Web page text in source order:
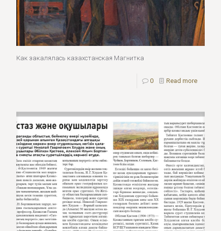
Как закалялась казахстанская Магнитка
0 Read more